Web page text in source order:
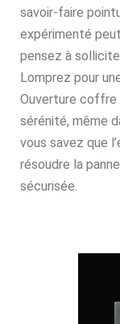
savoir-faire
expérimenté
pensez à
Lomprez pour
Ouverture coffre
sérénité, même
vous savez que
résoudre la
sécurisée.